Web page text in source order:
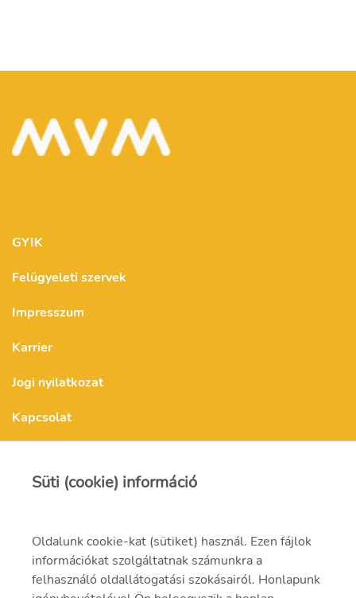
GYIK
Felügyeleti szervek
Impresszum
Karrier
Jogi nyilatkozat
Kapcsolat
Kapcsolat
mvmonenergy@mvm.hu
1031 Budapest, Szentendrei út 207-209.
Süti (cookie) információ
Oldalunk cookie-kat (sütiket) használ. Ezen fájlok
információkat szolgáltatnak számunkra a
felhasználó oldallátogatási szokásairól. Honlapunk